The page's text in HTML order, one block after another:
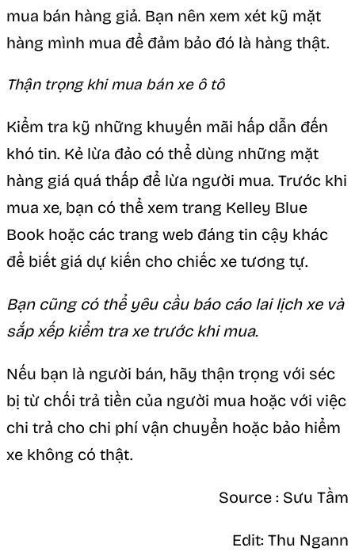
mua bán hàng giả. Bạn nên xem xét kỹ mặt
hàng mình mua để đảm bảo đó là hàng thật.
Thận trọng khi mua bán xe ô tô
Kiểm tra kỹ những khuyến mãi hấp dẫn đến
khó tin. Kẻ lừa đảo có thể dùng những mặt
hàng giá quá thấp để lừa người mua. Trước khi
mua xe, bạn có thể xem trang Kelley Blue
Book hoặc các trang web đáng tin cậy khác
để biết giá dự kiến cho chiếc xe tương tự.
Bạn cũng có thể yêu cầu báo cáo lai lịch xe và
sắp xếp kiểm tra xe trước khi mua.
Nếu bạn là người bán, hãy thận trọng với séc
bị từ chối trả tiền của người mua hoặc với việc
chi trả cho chi phí vận chuyển hoặc bảo hiểm
xe không có thật.
Source : Sưu Tầm
Edit: Thu Ngann